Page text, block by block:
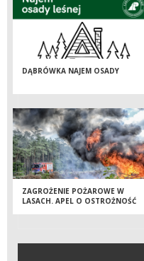
DĄBRÓWKA NAJEM OSADY
ZAGROŻENIE POŻAROWE W
LASACH. APEL O OSTROŻNOŚĆ